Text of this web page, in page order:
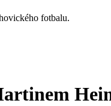
fotbalu.